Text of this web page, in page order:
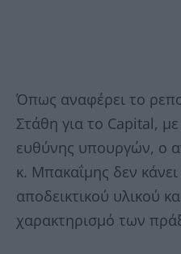
Όπως αναφέρει το
Στάθη για το Capital,
ευθύνης υπουργών, ο
κ. Μπακαΐμης δεν
αποδεικτικού υλικού
χαρακτηρισμό των